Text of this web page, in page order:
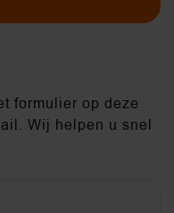
formulier op deze
Wij helpen u snel